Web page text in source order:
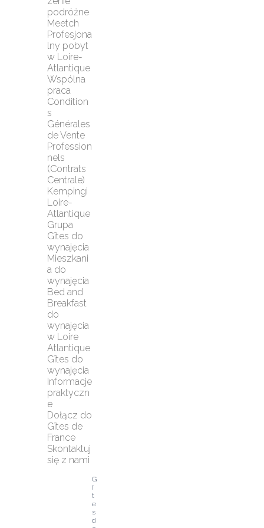
podróżne
Meetch
Profesjona
lny pobyt
w Loire-
Atlantique
Wspólna
praca
Condition
s
Générales
de Vente
Profession
nels
(Contrats
Centrale)
Kempingi
Loire-
Atlantique
Grupa
Gîtes do
wynajęcia
Mieszkani
a do
wynajęcia
Bed and
Breakfast
do
wynajęcia
w Loire
Atlantique
Gîtes do
wynajęcia
Informacje
praktyczn
e
Dołącz do
Gîtes de
France
Skontaktuj
się z nami
G
î
t
e
s
d